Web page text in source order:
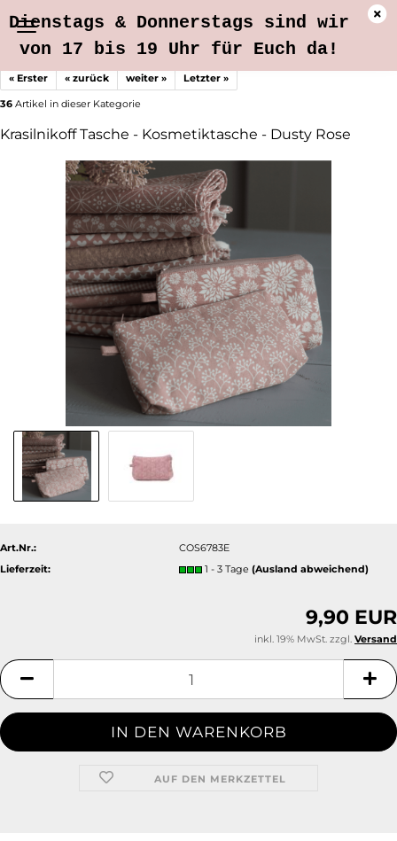
Dienstags & Donnerstags sind wir
von 17 bis 19 Uhr für Euch da!
« Erster « zurück weiter » Letzter »
36 Artikel in dieser Kategorie
Krasilnikoff Tasche - Kosmetiktasche - Dusty Rose
Art.Nr.:
COS6783E
Lieferzeit:
1 - 3 Tage (Ausland abweichend)
9,90 EUR
inkl. 19% MwSt. zzgl. Versand
AUF DEN MERKZETTEL